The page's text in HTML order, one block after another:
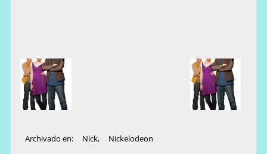
Archivado en: Nick, Nickelodeon